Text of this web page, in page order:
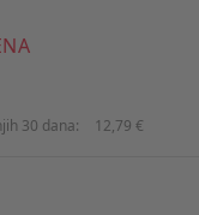
30 dana: 12,79 €